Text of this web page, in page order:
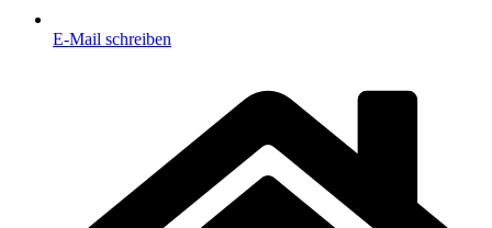
E-Mail schreiben